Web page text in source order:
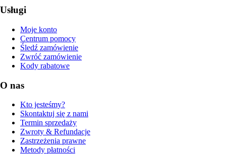
Usługi
Moje konto
Centrum pomocy
Śledź zamówienie
Zwróć zamówienie
Kody rabatowe
O nas
Kto jesteśmy?
Skontaktuj się z nami
Termin sprzedaży
Zwroty & Refundacje
Zastrzeżenia prawne
Metody płatności